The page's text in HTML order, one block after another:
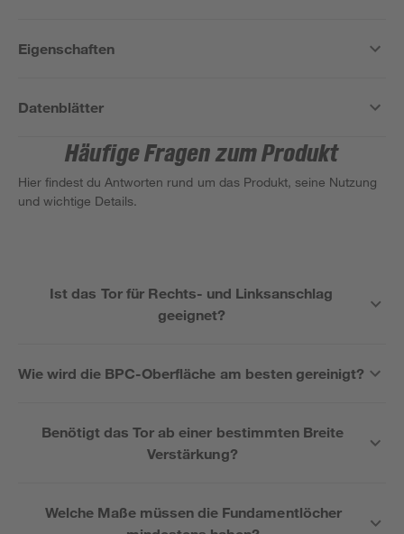
Eigenschaften
Datenblätter
Häufige Fragen zum Produkt
Hier findest du Antworten rund um das Produkt, seine Nutzung
und wichtige Details.
Ist das Tor für Rechts- und Linksanschlag
geeignet?
Wie wird die BPC-Oberfläche am besten gereinigt?
Benötigt das Tor ab einer bestimmten Breite
Verstärkung?
Welche Maße müssen die Fundamentlöcher